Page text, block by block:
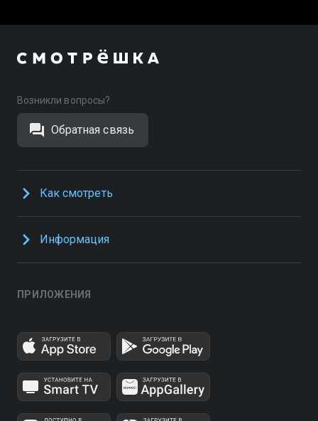
Возникли вопросы?
Обратная связь
Как смотреть
Информация
ПРИЛОЖЕНИЯ